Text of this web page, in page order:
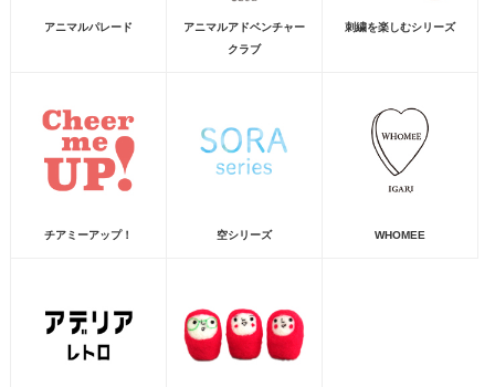
アニマルパレード
アニマルアドベンチャー
クラブ
刺繍を楽しむシリーズ
チアミーアップ！ 空シリーズ WHOMEE